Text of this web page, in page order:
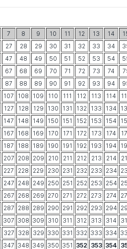
7 8 9 10 11 12 13 14
27 28 29 30 31 32 33 34
47 48 49 50 51 52 53 54
67 68 69 70 71 72 73 74
87 88 89 90 91 92 93 94
107 108 109 110 111 112 113 114
127 128 129 130 131 132 133 134
147 148 149 150 151 152 153 154
167 168 169 170 171 172 173 174
187 188 189 190 191 192 193 194
207 208 209 210 211 212 213 214
227 228 229 230 231 232 233 234
247 248 249 250 251 252 253 254
267 268 269 270 271 272 273 274
287 288 289 290 291 292 293 294
307 308 309 310 311 312 313 314
327 328 329 330 331 332 333 334
347 348 349 350 351 352 353 354